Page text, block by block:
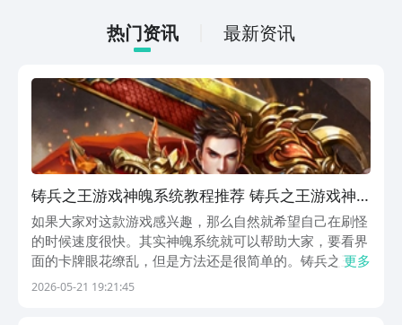
热门资讯 最新资讯
铸兵之王游戏神魄系统教程推荐 铸兵之王游戏神
魄系统怎么玩
如果大家对这款游戏感兴趣，那么自然就希望自己在刷怪
的时候速度很快。其实神魄系统就可以帮助大家，要看界
面的卡牌眼花缭乱，但是方法还是很简单的。铸兵之王游
戏神魄系统攻略，感兴趣的朋友就可以跟着一起来了解一
更多
2026-05-21 19:21:45